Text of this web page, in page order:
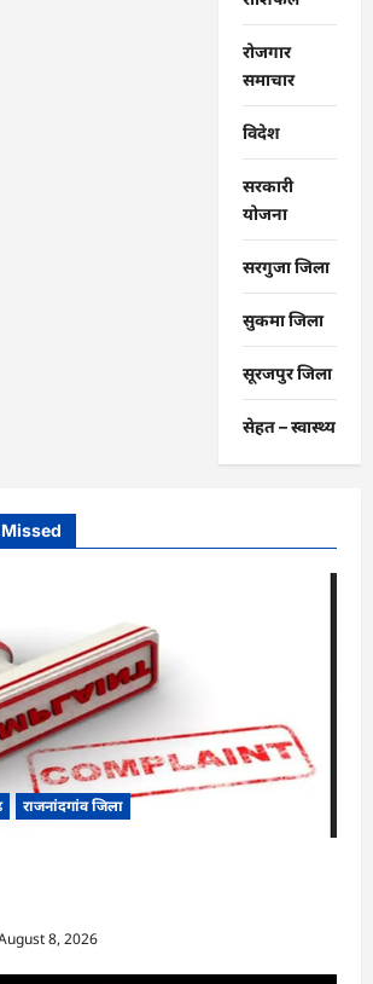
रोजगार
समाचार
विदेश
सरकारी
योजना
सरगुजा जिला
सुकमा जिला
सूरजपुर जिला
सेहत – स्‍वास्‍थ्‍य
राजनांदगांव जिला
8, 2026